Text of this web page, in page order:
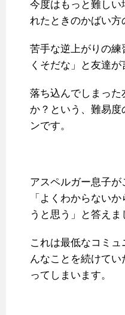
今度はもっと難し
れたときのかばい方
苦手な逆上がりの
くそだな」と友達が
落ち込んでしまった
か？という、難易度
ンです。
アスペルガー息子が
「よくわからない
うと思う」と答えま
これは最低なコミ
んなことを続けて
ってしまいます。